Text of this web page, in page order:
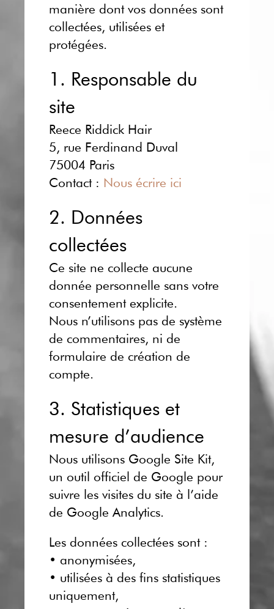
manière dont vos données sont
collectées, utilisées et
protégées.
1. Responsable du
site
Reece Riddick Hair
5, rue Ferdinand Duval
75004 Paris
Contact : Nous écrire ici
2. Données
collectées
Ce site ne collecte aucune
donnée personnelle sans votre
consentement explicite.
Nous n’utilisons pas de système
de commentaires, ni de
formulaire de création de
compte.
3. Statistiques et
mesure d’audience
Nous utilisons Google Site Kit,
un outil officiel de Google pour
suivre les visites du site à l’aide
de Google Analytics.
Les données collectées sont :
• anonymisées,
• utilisées à des fins statistiques
uniquement,